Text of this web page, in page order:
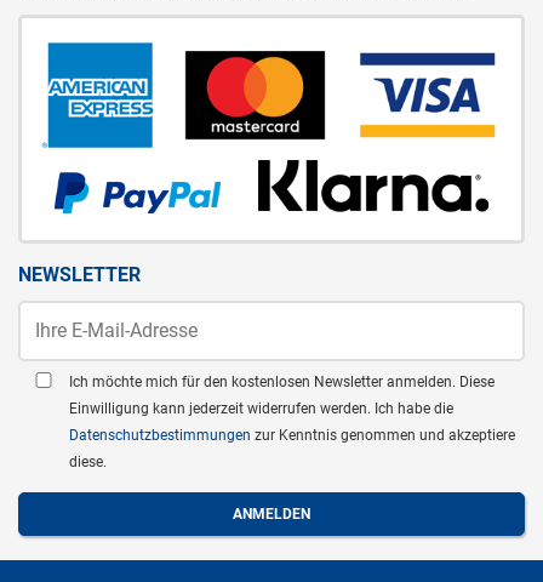
NEWSLETTER
Ich möchte mich für den kostenlosen Newsletter anmelden. Diese
Einwilligung kann jederzeit widerrufen werden. Ich habe die
Datenschutzbestimmungen zur Kenntnis genommen und akzeptiere
diese.